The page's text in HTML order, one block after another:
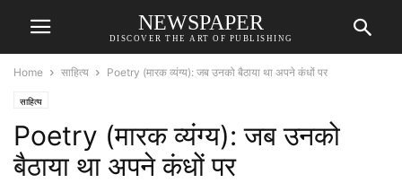
NEWSPAPER
DISCOVER THE ART OF PUBLISHING
Home साहित्य Poetry (मारक व्यंग्य): जब उनको बैठाया था अपने कंधों पर
साहित्य
Poetry (मारक व्यंग्य): जब उनको
बैठाया था अपने कंधों पर